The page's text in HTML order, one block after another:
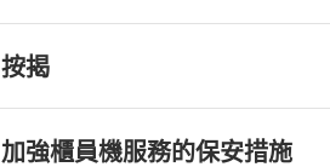
按揭
加強櫃員機服務的保安措施